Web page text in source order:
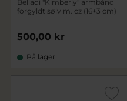
Belladi "Kimberly" armbånd
forgyldt sølv m. cz (16+3 cm)
500,00 kr
På lager